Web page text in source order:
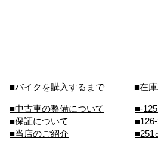
■バイクを購入するまで ■在
■中古車の整備について
■保証について
■当店のご紹介
■-
■251